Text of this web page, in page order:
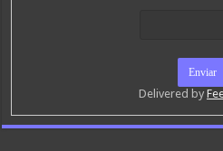
Delivered by